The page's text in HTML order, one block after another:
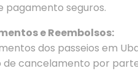
pagamento seguros.
e Reembolsos:
dos passeios em
de cancelamento por